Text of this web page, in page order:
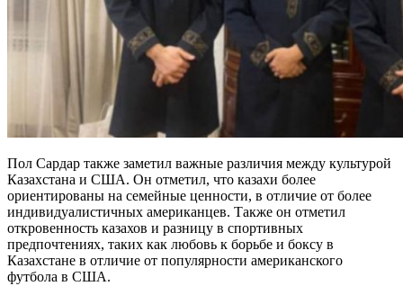
Пол Сардар также заметил важные различия между культурой
Казахстана и США. Он отметил, что казахи более
ориентированы на семейные ценности, в отличие от более
индивидуалистичных американцев. Также он отметил
откровенность казахов и разницу в спортивных
предпочтениях, таких как любовь к борьбе и боксу в
Казахстане в отличие от популярности американского
футбола в США.